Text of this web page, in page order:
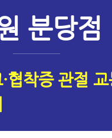
분당점
협착증 관절